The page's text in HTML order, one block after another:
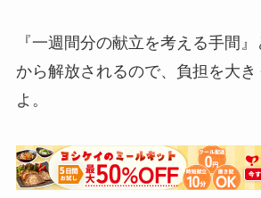
『一週間分の献立を考える手間』
から解放されるので、負担を大
よ。